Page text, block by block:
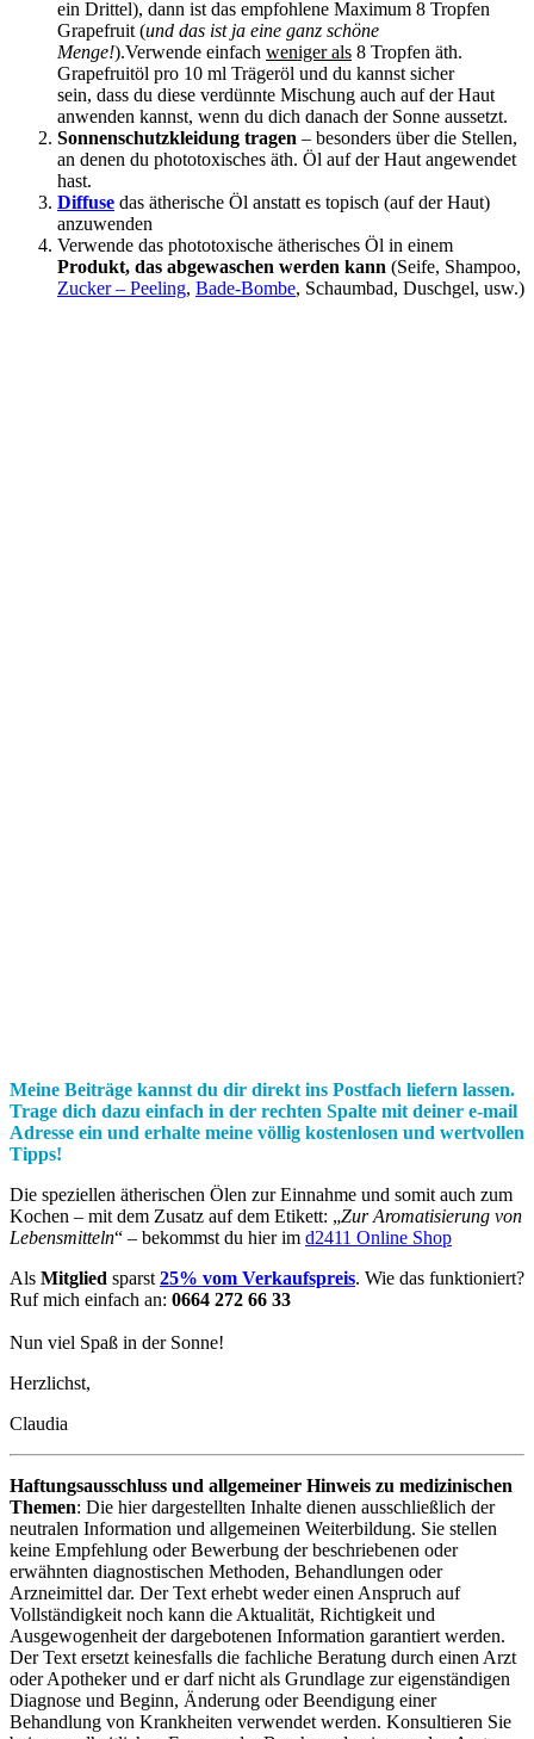
ein Drittel), dann ist das empfohlene Maximum 8 Tropfen
Grapefruit (und das ist ja eine ganz schöne
Menge!).Verwende einfach weniger als 8 Tropfen äth.
Grapefruitöl pro 10 ml Trägeröl und du kannst sicher
sein, dass du diese verdünnte Mischung auch auf der Haut
anwenden kannst, wenn du dich danach der Sonne aussetzt.
Sonnenschutzkleidung tragen – besonders über die Stellen,
an denen du phototoxisches äth. Öl auf der Haut angewendet
hast.
Diffuse das ätherische Öl anstatt es topisch (auf der Haut)
anzuwenden
Verwende das phototoxische ätherisches Öl in einem
Produkt, das abgewaschen werden kann (Seife, Shampoo,
Zucker – Peeling, Bade-Bombe, Schaumbad, Duschgel, usw.)
Meine Beiträge kannst du dir direkt ins Postfach liefern lassen.
Trage dich dazu einfach in der rechten Spalte mit deiner e-mail
Adresse ein und erhalte meine völlig kostenlosen und wertvollen
Tipps!
Die speziellen ätherischen Ölen zur Einnahme und somit auch zum
Kochen – mit dem Zusatz auf dem Etikett: „Zur Aromatisierung von
Lebensmitteln“ – bekommst du hier im d2411 Online Shop
Als Mitglied sparst 25% vom Verkaufspreis. Wie das funktioniert?
Ruf mich einfach an: 0664 272 66 33
Nun viel Spaß in der Sonne!
Herzlichst,
Claudia
Haftungsausschluss und allgemeiner Hinweis zu medizinischen
Themen: Die hier dargestellten Inhalte dienen ausschließlich der
neutralen Information und allgemeinen Weiterbildung. Sie stellen
keine Empfehlung oder Bewerbung der beschriebenen oder
erwähnten diagnostischen Methoden, Behandlungen oder
Arzneimittel dar. Der Text erhebt weder einen Anspruch auf
Vollständigkeit noch kann die Aktualität, Richtigkeit und
Ausgewogenheit der dargebotenen Information garantiert werden.
Der Text ersetzt keinesfalls die fachliche Beratung durch einen Arzt
oder Apotheker und er darf nicht als Grundlage zur eigenständigen
Diagnose und Beginn, Änderung oder Beendigung einer
Behandlung von Krankheiten verwendet werden. Konsultieren Sie